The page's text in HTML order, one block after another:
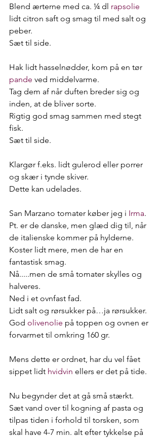
Blend ærterne med ca. ¼ dl rapsolie
lidt citron saft og smag til med salt og
peber.
Sæt til side.
Hak lidt hasselnødder, kom på en tør
pande ved middelvarme.
Tag dem af når duften breder sig og
inden, at de bliver sorte.
Rigtig god smag sammen med stegt
fisk.
Sæt til side.
Klargør f.eks. lidt gulerod eller porrer
og skær i tynde skiver.
Dette kan udelades.
San Marzano tomater køber jeg i Irma.
Pt. er de danske, men glæd dig til, når
de italienske kommer på hylderne.
Koster lidt mere, men de har en
fantastisk smag.
Nå.....men de små tomater skylles og
halveres.
Ned i et ovnfast fad.
Lidt salt og rørsukker på…ja rørsukker.
God olivenolie på toppen og ovnen er
forvarmet til omkring 160 gr.
Mens dette er ordnet, har du vel fået
sippet lidt hvidvin ellers er det på tide.
Nu begynder det at gå små stærkt.
Sæt vand over til kogning af pasta og
tilpas tiden i forhold til torsken, som
skal have 4-7 min. alt efter tykkelse på